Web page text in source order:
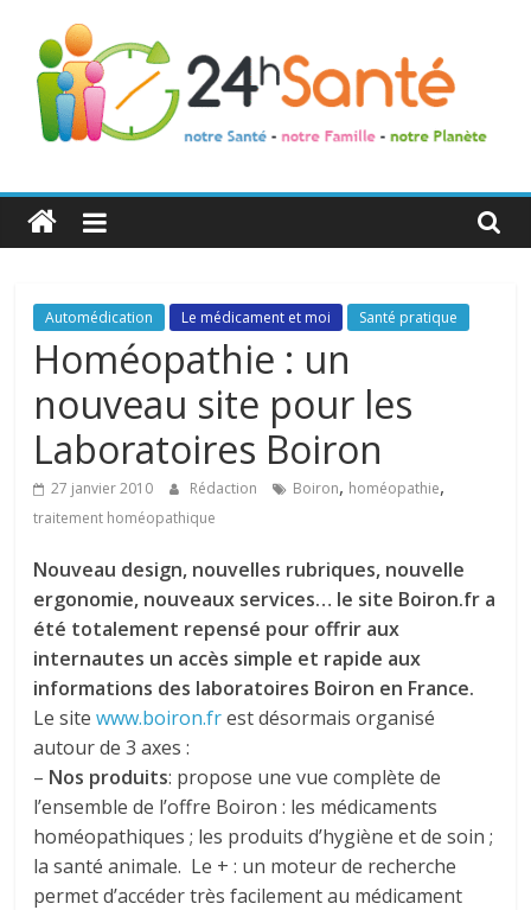
24h
Santé
La
santé
toute
famille
Automédication Le médicament et moi Santé pratique
Homéopathie : un
nouveau site pour les
Laboratoires Boiron
27 janvier 2010 Rédaction Boiron, homéopathie,
traitement homéopathique
Nouveau design, nouvelles rubriques, nouvelle
ergonomie, nouveaux services… le site Boiron.fr a
été totalement repensé pour offrir aux
internautes un accès simple et rapide aux
informations des laboratoires Boiron en France.
Le sitewww.boiron.frest désormais organisé
autour de 3 axes :
– Nos produits: propose une vue complète de
l’ensemble de l’offre Boiron : les médicaments
homéopathiques ; les produits d’hygiène et de soin ;
la santé animale. Le + : un moteur de recherche
permet d’accéder très facilement au médicament